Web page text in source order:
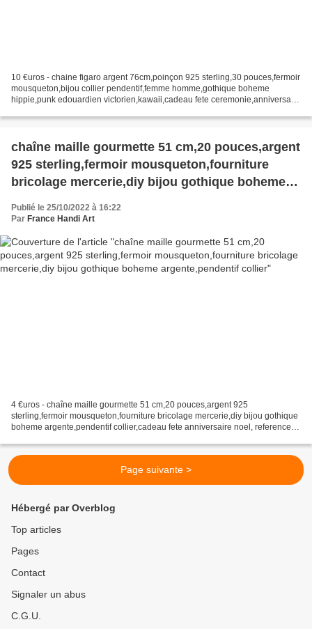
10 €uros - chaine figaro argent 76cm,poinçon 925 sterling,30 pouces,fermoir
mousqueton,bijou collier pendentif,femme homme,gothique boheme
hippie,punk edouardien victorien,kawaii,cadeau fete ceremonie,anniversaire
chaîne maille gourmette 51 cm,20 pouces,argent
925 sterling,fermoir mousqueton,fourniture
bricolage mercerie,diy bijou gothique boheme
Publié le 25/10/2022 à 16:22
Par France Handi Art
4 €uros - chaîne maille gourmette 51 cm,20 pouces,argent 925
sterling,fermoir mousqueton,fourniture bricolage mercerie,diy bijou gothique
boheme argente,pendentif collier,cadeau fete anniversaire noel, reference
Page suivante >
Hébergé par Overblog
Top articles
Pages
Contact
Signaler un abus
C.G.U.